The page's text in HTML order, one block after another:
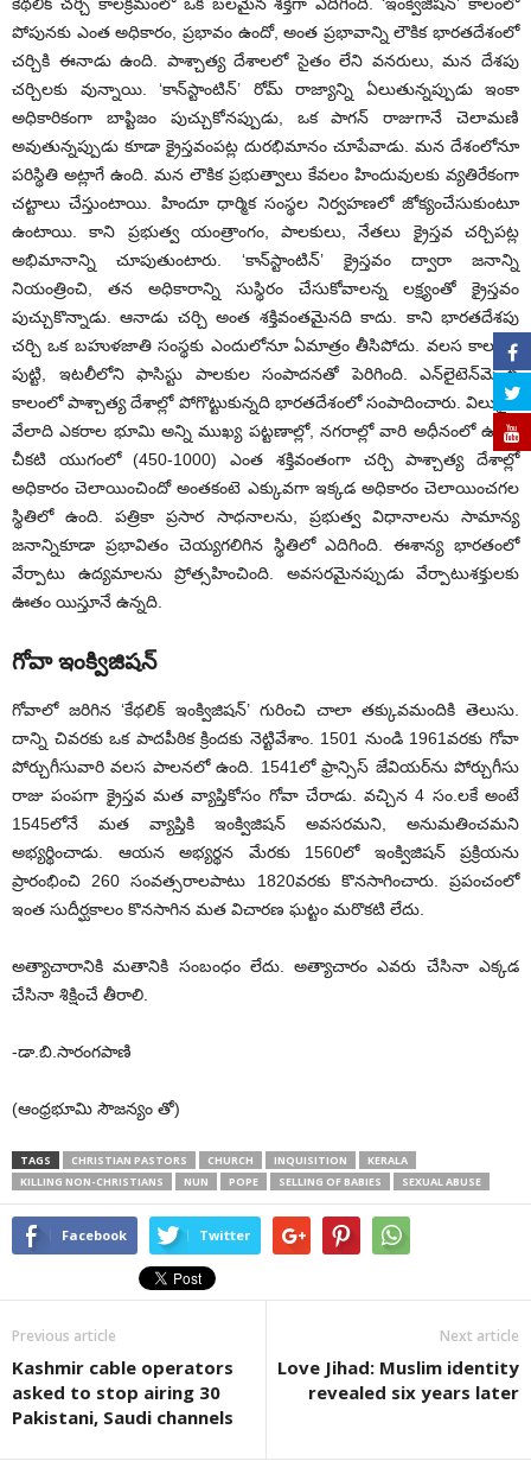
కేథలిక్ చర్చి కాలక్రమంలో ఒక బలమైన శక్తిగా ఎదిగింది. ‘ఇంక్విజిషన్’ కాలంలో
పోపునకు ఎంత అధికారం, ప్రభావం ఉందో, అంత ప్రభావాన్ని లౌకిక భారతదేశంలో
చర్చికి ఈనాడు ఉంది. పాశ్చాత్య దేశాలలో సైతం లేని వనరులు, మన దేశపు
చర్చిలకు వున్నాయి. ‘కాన్‌స్టాంటిన్’ రోమ్ రాజ్యాన్ని ఏలుతున్నప్పుడు ఇంకా
అధికారికంగా బాప్టిజం పుచ్చుకోనప్పుడు, ఒక పాగన్ రాజుగానే చెలామణి
అవుతున్నప్పుడు కూడా క్రైస్తవంపట్ల దురభిమానం చూపేవాడు. మన దేశంలోనూ
పరిస్థితి అట్లాగే ఉంది. మన లౌకిక ప్రభుత్వాలు కేవలం హిందువులకు వ్యతిరేకంగా
చట్టాలు చేస్తుంటాయి. హిందూ ధార్మిక సంస్థల నిర్వహణలో జోక్యంచేసుకుంటూ
ఉంటాయి. కాని ప్రభుత్వ యంత్రాంగం, పాలకులు, నేతలు క్రైస్తవ చర్చిపట్ల
అభిమానాన్ని చూపుతుంటారు. ‘కాన్‌స్టాంటిన్’ క్రైస్తవం ద్వారా జనాన్ని
నియంత్రించి, తన అధికారాన్ని సుస్థిరం చేసుకోవాలన్న లక్ష్యంతో క్రైస్తవం
పుచ్చుకొన్నాడు. ఆనాడు చర్చి అంత శక్తివంతమైనది కాదు. కాని భారతదేశపు
చర్చి ఒక బహుళజాతి సంస్థకు ఎందులోనూ ఏమాత్రం తీసిపోదు. వలస కాలంలో
పుట్టి, ఇటలీలోని ఫాసిస్టు పాలకుల సంపాదనతో పెరిగింది. ఎన్‌లైటెన్‌మెంట్
కాలంలో పాశ్చాత్య దేశాల్లో పోగొట్టుకున్నది భారతదేశంలో సంపాదించారు. విలువైన
వేలాది ఎకరాల భూమి అన్ని ముఖ్య పట్టణాల్లో, నగరాల్లో వారి అధీనంలో ఉంది.
చీకటి యుగంలో (450-1000) ఎంత శక్తివంతంగా చర్చి పాశ్చాత్య దేశాల్లో
అధికారం చెలాయించిందో అంతకంటె ఎక్కువగా ఇక్కడ అధికారం చెలాయించగల
స్థితిలో ఉంది. పత్రికా ప్రసార సాధనాలను, ప్రభుత్వ విధానాలను సామాన్య
జనాన్నికూడా ప్రభావితం చెయ్యగలిగిన స్థితిలో ఎదిగింది. ఈశాన్య భారతంలో
వేర్పాటు ఉద్యమాలను ప్రోత్సహించింది. అవసరమైనప్పుడు వేర్పాటుశక్తులకు
ఊతం యిస్తూనే ఉన్నది.
గోవా ఇంక్విజిషన్
గోవాలో జరిగిన ‘కేథలిక్ ఇంక్విజిషన్’ గురించి చాలా తక్కువమందికి తెలుసు.
దాన్ని చివరకు ఒక పాదపీఠిక క్రిందకు నెట్టివేశాం. 1501 నుండి 1961వరకు గోవా
పోర్చుగీసువారి వలస పాలనలో ఉంది. 1541లో ఫ్రాన్సిస్ జేవియర్‌ను పోర్చుగీసు
రాజు పంపగా క్రైస్తవ మత వ్యాప్తికోసం గోవా చేరాడు. వచ్చిన 4 సం.లకే అంటే
1545లోనే మత వ్యాప్తికి ఇంక్విజిషన్ అవసరమని, అనుమతించమని
అభ్యర్థించాడు. ఆయన అభ్యర్థన మేరకు 1560లో ఇంక్విజిషన్ ప్రక్రియను
ప్రారంభించి 260 సంవత్సరాలపాటు 1820వరకు కొనసాగించారు. ప్రపంచంలో
ఇంత సుదీర్ఘకాలం కొనసాగిన మత విచారణ ఘట్టం మరొకటి లేదు.
అత్యాచారానికి మతానికి సంబంధం లేదు. అత్యాచారం ఎవరు చేసినా ఎక్కడ
చేసినా శిక్షించే తీరాలి.
-డా.బి.సారంగపాణి
(ఆంధ్రభూమి సౌజన్యం తో)
TAGS CHRISTIAN PASTORS CHURCH INQUISITION
KERALA
KILLING NON-CHRISTIANS
NUN POPE SELLING OF BABIES SEXUAL ABUSE
Facebook Twitter
Previous article
Kashmir cable operators
asked to stop airing 30
Pakistani, Saudi channels
Next article
Love Jihad: Muslim identity
revealed six years later